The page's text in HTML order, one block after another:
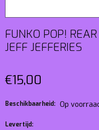
FUNKO POP!
JEFF JEFFERIES
€15,00
Beschikbaarheid: Op
Levertijd: